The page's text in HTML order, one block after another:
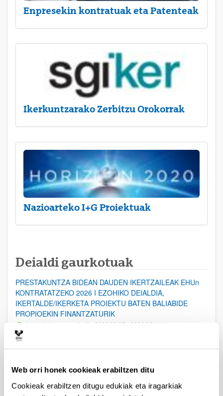
Web orri honek cookieak erabiltzen ditu
Cookieak erabiltzen ditugu edukiak eta iragarkiak
Enpresekin kontratuak eta Patenteak
Ikerkuntzarako Zerbitzu Orokorrak
Nazioarteko I+G Proiektuak
Deialdi gaurkotuak
PRESTAKUNTZA BIDEAN DAUDEN IKERTZAILEAK EHUn
KONTRATATZEKO 2026 I EZOHIKO DEIALDIA,
IKERTALDE/IKERKETA PROIEKTU BATEN BALIABIDE
PROPIOEKIN FINANTZATURIK
Aurkezteko epea zabalik: 2026/08/07 - 2026/08/14
erosi eta berritzeko laguntzak 2026
Izapide irekia